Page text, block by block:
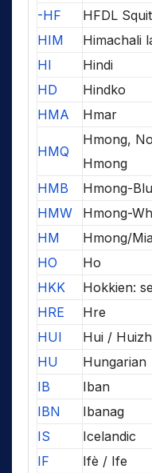
-HF
HFDL
HIM
Himachali
HI
Hindi
HD
Hindko
HMA
Hmar
HMQ
Hmong,
Hmong
HMB
Hmong-
HMW
Hmong-
HM
Hmong/
HO
Ho
HKK
Hokkien:
HRE
Hre
HUI
Hui /
HU
Hungarian
IB
Iban
IBN
Ibanag
IS
Icelandic
IF
Ifè / Ife